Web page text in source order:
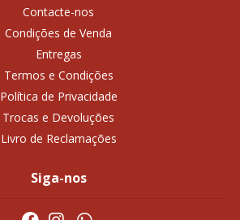
Contacte-nos
Condições de Venda
Entregas
Termos e Condições
Política de Privacidade
Trocas e Devoluções
Livro de Reclamações
Siga-nos